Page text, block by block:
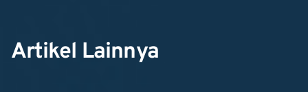
Artikel Lainnya